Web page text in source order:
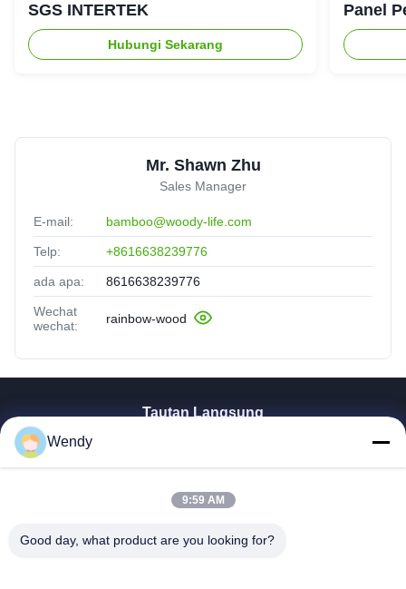
SGS INTERTEK
Hubungi Sekarang
Panel
Mr. Shawn Zhu
Sales Manager
E-mail: bamboo@woody-life.com
Telp: +8616638239776
ada apa: 8616638239776
Wechat
wechat:
rainbow-wood
Tautan Langsung
Produk
Video
Pertunjukan VR
TENTANG KAMI
Wendy
9:59 AM
Good day, what product are you looking for?